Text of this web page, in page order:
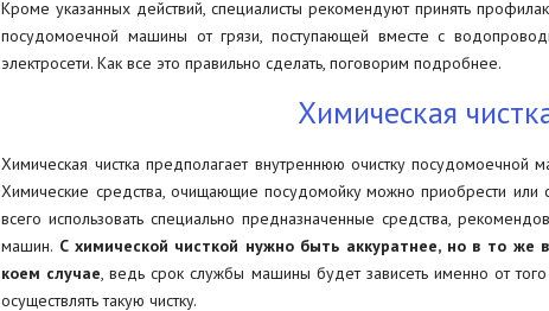
Кроме указанных действий, специалисты рекомендуют принять
посудомоечной машины от грязи, поступающей вместе с
электросети. Как все это правильно сделать, поговорим подробнее.
Химическая
Химическая чистка предполагает внутреннюю очистку
Химические средства, очищающие посудомойку можно приобрести или
всего использовать специально предназначенные средства,
машин. С химической чисткой нужно быть аккуратнее, но в то же
коем случае, ведь срок службы машины будет зависеть именно от того
осуществлять такую чистку.